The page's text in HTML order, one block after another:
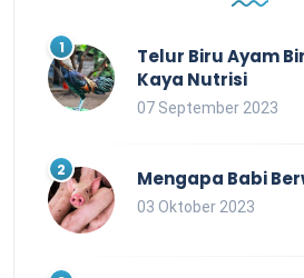
Telur Biru Ayam
Kaya Nutrisi
07 September 2023
Mengapa Babi
03 Oktober 2023